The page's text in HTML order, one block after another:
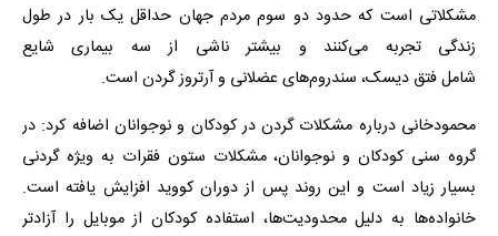
مشکلاتی است که حدود دو سوم مردم جهان حداقل یک بار در طول
زندگی تجربه می‌کنند و بیشتر ناشی از سه بیماری شایع
شامل فتق دیسک، سندروم‌های عضلانی و آرتروز گردن است.
محمودخانی درباره مشکلات گردن در کودکان و نوجوانان اضافه کرد: در
گروه سنی کودکان و نوجوانان، مشکلات ستون فقرات به ویژه گردنی
بسیار زیاد است و این روند پس از دوران کووید افزایش یافته است.
خانواده‌ها به دلیل محدودیت‌ها، استفاده کودکان از موبایل را آزادتر